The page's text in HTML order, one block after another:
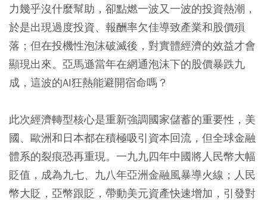
力幾乎沒什麼幫助，卻點燃一波又一波的投資熱潮，
於是出現過度投資、報酬率欠佳導致產業和股價殞
落；但在投機性泡沫破滅後，對實體經濟的效益才會
顯現出來。亞馬遜當年在網通泡沫下的股價暴跌九
成，這波的AI狂熱能避開宿命嗎？
此次經濟轉型核心是重新強調國家儲蓄的重要性，美
國、歐洲和日本都在積極吸引資本回流，但全球金融
體系的裂痕恐再重現。一九九四年中國將人民幣大幅
貶值，成為九七、九八年亞洲金融風暴導火線；人民
幣大貶，亞幣跟貶，帶動美元資產快速增加，引發對